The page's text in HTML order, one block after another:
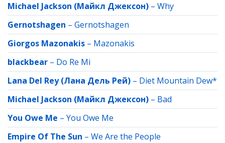
Michael Jackson (Майкл Джексон) – Why
Gernotshagen – Gernotshagen
Giorgos Mazonakis – Mazonakis
blackbear – Do Re Mi
Lana Del Rey (Лана Дель Рей) – Diet Mountain Dew*
Michael Jackson (Майкл Джексон) – Bad
You Owe Me – You Owe Me
Empire Of The Sun – We Are the People